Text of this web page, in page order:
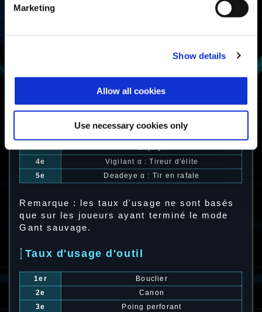
Marketing
Show details
Allow all cookies
Use necessary cookies only
Xbox Series X|S/Xbox
One/Windows
07:07.05
06:43.16
06:19.72
Taux d'usage d'exosquelette
3e
Zephyr
4e
Vigilant α : Tireur d'élite
5e
Deadeye α : Tir en rafale
Remarque : les taux d'usage ne sont basés
que sur les joueurs ayant terminé le mode
Gant sauvage.
Taux d'usage d'outil
1er
Bouclier
2e
Canon
3e
Poing perforant